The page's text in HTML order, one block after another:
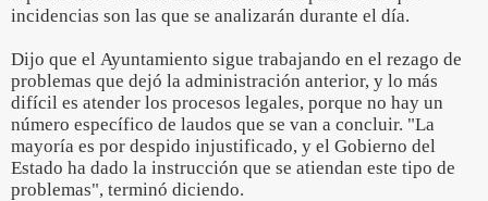
incidencias son las que se analizarán durante el día.
Dijo que el Ayuntamiento sigue trabajando en el rezago de
problemas que dejó la administración anterior, y lo más
difícil es atender los procesos legales, porque no hay un
número específico de laudos que se van a concluir. "La
mayoría es por despido injustificado, y el Gobierno del
Estado ha dado la instrucción que se atiendan este tipo de
problemas", terminó diciendo.